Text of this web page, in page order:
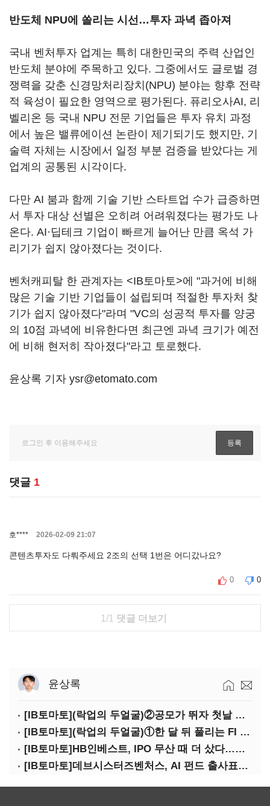
반도체 NPU에 쏠리는 시선…투자 과녁 좁아져
국내 벤처투자 업계는 특히 대한민국의 주력 산업인
반도체 분야에 주목하고 있다. 그중에서도 글로벌 경
쟁력을 갖춘 신경망처리장치(NPU) 분야는 향후 전략
적 육성이 필요한 영역으로 평가된다. 퓨리오사AI, 리
벨리온 등 국내 NPU 전문 기업들은 투자 유치 과정
에서 높은 밸류에이션 논란이 제기되기도 했지만, 기
술력 자체는 시장에서 일정 부분 검증을 받았다는 게
업계의 공통된 시각이다.
다만 AI 붐과 함께 기술 기반 스타트업 수가 급증하면
서 투자 대상 선별은 오히려 어려워졌다는 평가도 나
온다. AI·딥테크 기업이 빠르게 늘어난 만큼 옥석 가
리기가 쉽지 않아졌다는 것이다.
벤처캐피탈 한 관계자는 <IB토마토>에 "과거에 비해
많은 기술 기반 기업들이 설립되며 적절한 투자처 찾
기가 쉽지 않아졌다"라며 "VC의 성공적 투자를 양궁
의 10점 과녁에 비유한다면 최근엔 과녁 크기가 예전
에 비해 현저히 작아졌다"라고 토로했다.
윤상록 기자 ysr@etomato.com
댓글 1
호**** 2026-02-09 21:07
콘텐츠투자도 다뤄주세요 2조의 선택 1번은 어디갔나요?
0 0
1/1 댓글 더보기
윤상록
[IB토마토](락업의 두얼굴)②공모가 뛰자 첫날 매도…FI 엑시트 전략 갈렸다
[IB토마토](락업의 두얼굴)①한 달 뒤 풀리는 FI 물량…새내기주 오버행 경계
[IB토마토]HB인베스트, IPO 무산 때 더 샀다…마키나락스 투자 2.7배 회수
[IB토마토]데브시스터즈벤처스, AI 펀드 출사표…모회사 경영난 변수